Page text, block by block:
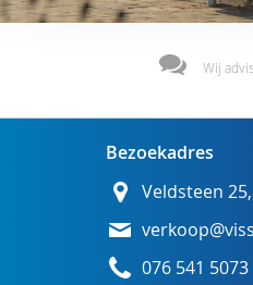
Wij
Bezoekadres
Veldsteen
076 541 5073